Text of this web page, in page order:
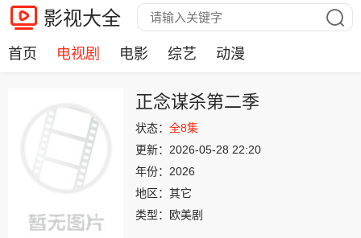
影视大全
首页 电视剧 电影 综艺 动漫
正念谋杀第二季
状态： 全8集
更新： 2026-05-28 22:20
年份： 2026
地区： 其它
类型：
欧美剧